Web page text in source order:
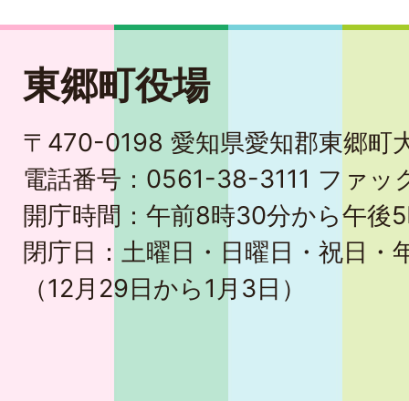
東郷町役場
〒470-0198 愛知県愛知郡東郷町
電話番号：0561-38-3111 ファ
開庁時間：午前8時30分から午後
閉庁日：土曜日・日曜日・祝日・
（12月29日から1月3日）